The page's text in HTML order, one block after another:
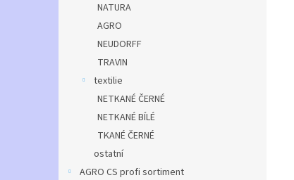
NATURA
AGRO
NEUDORFF
TRAVIN
textilie
NETKANÉ ČERNÉ
NETKANÉ BÍLÉ
TKANÉ ČERNÉ
ostatní
AGRO CS profi sortiment